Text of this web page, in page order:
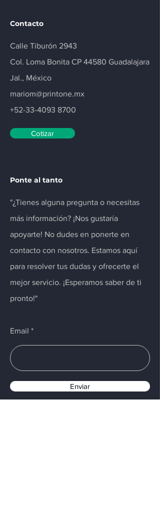
Contacto
Calle Tiburón 2943
Col. Loma Bonita CP 44580 Guadalajara
Jal., México
mariom@printone.mx
+52-33-4093 8700
Cotizar
Ponte al tanto
"¿Tienes alguna pregunta o necesitas
más información? ¡Nos gustaría
apoyarte! No dudes en ponerte en
contacto con nosotros. Estamos aquí
para resolver tus dudas y ofrecerte el
mejor servicio. ¡Esperamos saber de ti
pronto!"
Email
Enviar